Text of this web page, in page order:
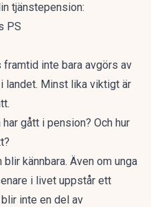
tjänstepension:
PS
inte bara avgörs av
landet. Minst lika viktigt är
gått i pension? Och hur
kännbara. Även om unga
i livet uppstår ett
inte en del av